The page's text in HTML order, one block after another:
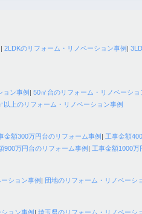
2LDKのリフォーム・リノベーション事例
ョン事例 50㎡台のリフォーム・リノベーショ
以上のリフォーム・リノベーション事例
金額300万円台のリフォーム事例 工事金額
900万円台のリフォーム事例 工事金額1000万
ション事例 団地のリフォーム・リノベーシ
ョン事例 埼玉県のリフォーム・リノベーシ